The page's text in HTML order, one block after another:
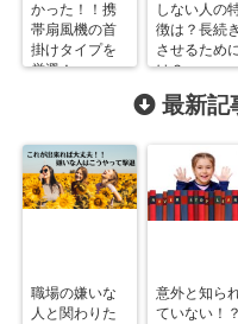
かった！！携
帯扇風機の首
掛けタイプを
厳選！
しない人の
徴は？長続き
させるため
は？
最新記
職場の嫌いな
人と関わりた
意外と知ら
ていない！？